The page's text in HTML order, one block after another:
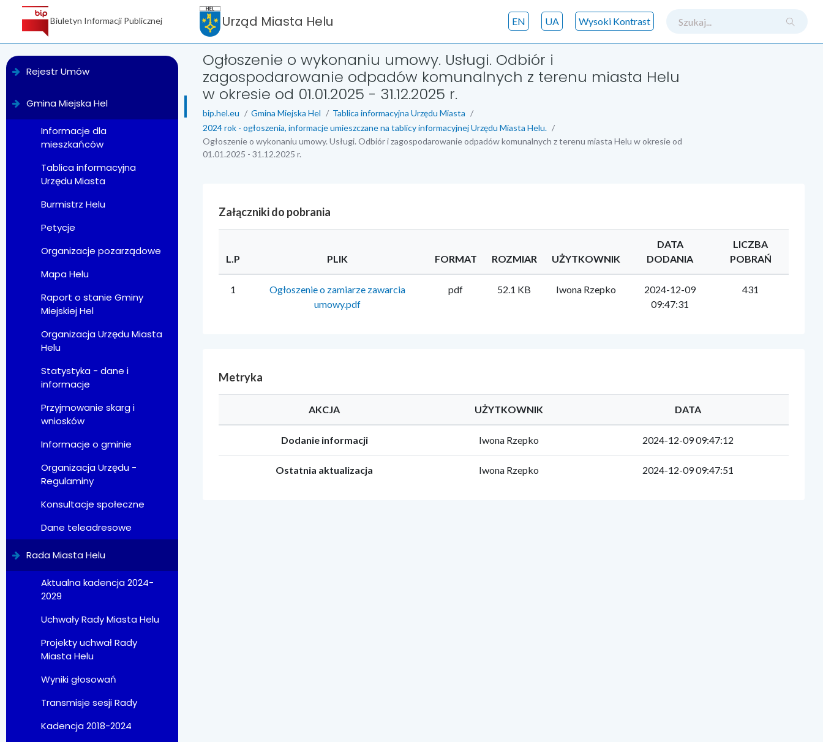
Biuletyn Informacji Publicznej
Rejestr Umów
Gmina Miejska Hel
Informacje dla
mieszkańców
Tablica informacyjna
Urzędu Miasta
Burmistrz Helu
Petycje
Organizacje pozarządowe
Mapa Helu
Raport o stanie Gminy
Miejskiej Hel
Organizacja Urzędu Miasta
Helu
Statystyka - dane i
informacje
Przyjmowanie skarg i
wniosków
Informacje o gminie
Organizacja Urzędu -
Regulaminy
Konsultacje społeczne
Dane teleadresowe
Rada Miasta Helu
Aktualna kadencja 2024-
2029
Uchwały Rady Miasta Helu
Projekty uchwał Rady
Miasta Helu
Wyniki głosowań
Transmisje sesji Rady
Kadencja 2018-2024
Urząd Miasta Helu Wysoki Kontrast
UA
EN
Ogłoszenie o wykonaniu umowy. Usługi. Odbiór i
zagospodarowanie odpadów komunalnych z terenu miasta Helu
w okresie od 01.01.2025 - 31.12.2025 r.
bip.hel.eu Gmina Miejska Hel
Tablica informacyjna Urzędu Miasta
2024 rok - ogłoszenia, informacje umieszczane na tablicy informacyjnej Urzędu Miasta Helu.
Ogłoszenie o wykonaniu umowy. Usługi. Odbiór i zagospodarowanie odpadów komunalnych z terenu miasta Helu w okresie od
01.01.2025 - 31.12.2025 r.
Załączniki do pobrania
L.P PLIK FORMAT ROZMIAR UŻYTKOWNIK
DATA
DODANIA
LICZBA
POBRAŃ
1
Ogłoszenie o zamiarze zawarcia
umowy.pdf
pdf 52.1 KB Iwona Rzepko
2024-12-09
09:47:31
431
Metryka
AKCJA UŻYTKOWNIK DATA
Dodanie informacji Iwona Rzepko 2024-12-09 09:47:12
Ostatnia aktualizacja Iwona Rzepko 2024-12-09 09:47:51